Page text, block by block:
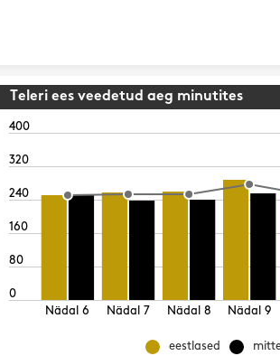
Teleri ees veedetud aeg minutites
0
80
160
240
320
400
Nädal 6 Nädal 7 Nädal 8 Nädal 9
eestlased